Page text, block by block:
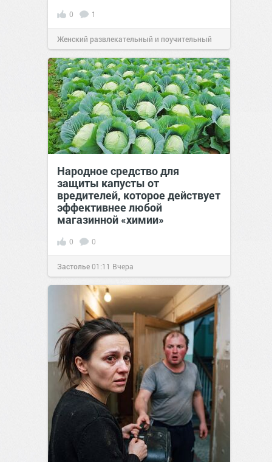
0 1
Женский развлекательный и поучительный
сайт.23:4006 авг 2026
Народное средство для
защиты капусты от
вредителей, которое действует
эффективнее любой
магазинной «химии»
0 0
Застолье01:11 Вчера